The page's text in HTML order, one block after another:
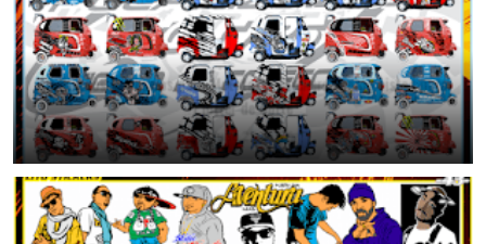
46 Diseños Exclusivos para Mototaxi | Stickers Tuning Listos para
Plotter de Corte
June 25, 2026